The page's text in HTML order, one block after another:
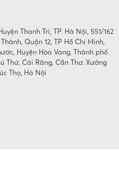
Thanh Trì, TP. Hà Nội, 551/162
Quận 12, TP Hồ Chí Minh,
Huyện Hòa Vang, Thành phố
Thứ, Cái Răng, Cần Thơ. Xưởng
Thọ, Hà Nội